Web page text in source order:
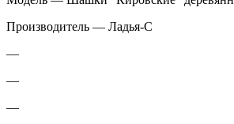
Производитель — Ладья-С
—
—
—